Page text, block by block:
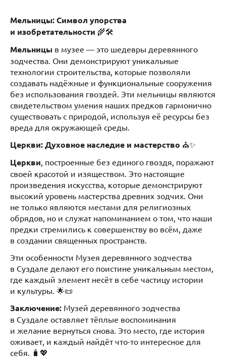
Мельницы: Символ упорства
и изобретательности 🌾🛠️
Мельницы в музее — это шедевры деревянного
зодчества. Они демонстрируют уникальные
технологии строительства, которые позволяли
создавать надёжные и функциональные сооружения
без использования гвоздей. Эти мельницы являются
свидетельством умения наших предков гармонично
существовать с природой, используя её ресурсы без
вреда для окружающей среды.
Церкви: Духовное наследие и мастерство ⛪✨
Церкви, построенные без единого гвоздя, поражают
своей красотой и изяществом. Это настоящие
произведения искусства, которые демонстрируют
высокий уровень мастерства древних зодчих. Они
не только являются местами для религиозных
обрядов, но и служат напоминанием о том, что наши
предки стремились к совершенству во всём, даже
в создании священных пространств.
Эти особенности Музея деревянного зодчества
в Суздале делают его поистине уникальным местом,
где каждый элемент несёт в себе частицу истории
и культуры. 🌟📜
Заключение: Музей деревянного зодчества
в Суздале оставляет тёплые воспоминания
и желание вернуться снова. Это место, где история
оживает, и каждый найдёт что-то интересное для
себя. 🧳💖